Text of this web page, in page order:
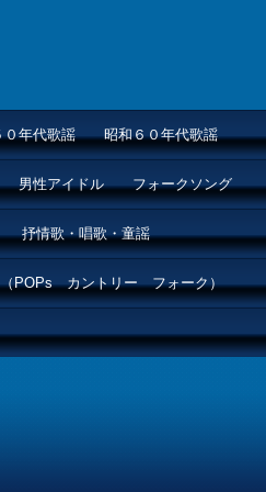
０年代歌謡 昭和６０年代歌謡
男性アイドル フォークソング
抒情歌・唱歌・童謡
POPs カントリー フォーク）